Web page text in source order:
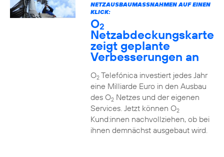
NETZAUSBAUMASSNAHMEN AUF EINEN K
LICK:
O2
Netzabdeckungskarte
zeigt geplante
Verbesserungen an
O2Telefónica investiert jedes Jahr
eine Milliarde Euro in den Ausbau
des O2Netzes und der eigenen
Services. Jetzt können O2
Kund:innen nachvollziehen, ob bei
ihnen demnächst ausgebaut wird.